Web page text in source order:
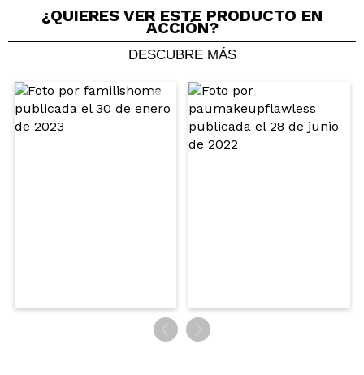
Muy muy preciso y finito este delineador de cejas.
Lo recomiendo muchísimo, crea trazona finos y
perfectos que parecen pelitos de verdad.
¿Recomendarías su compra?Si
¿QUIERES VER ESTE PRODUCTO EN
ACCIÓN?
DESCUBRE MÁS